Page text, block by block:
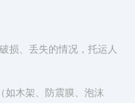
损、丢失的情况，托运人
如木架、防震膜、泡沫